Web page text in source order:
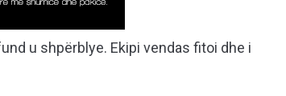
u shpërblye. Ekipi vendas fitoi dhe i